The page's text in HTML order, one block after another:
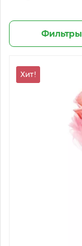
Фильтры
Хит!